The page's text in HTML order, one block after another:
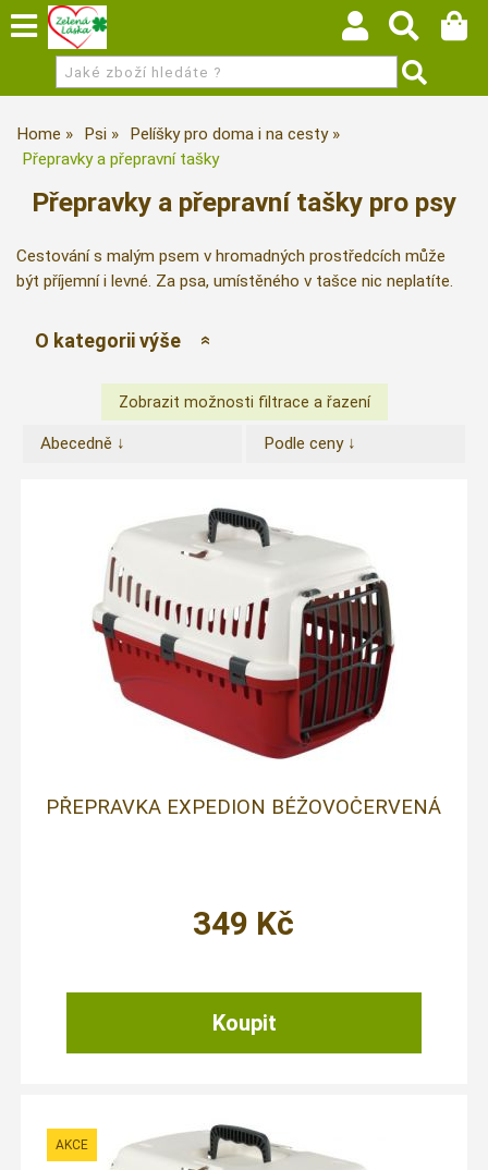
Home Psi
Pelíšky pro doma i na cesty
Přepravky a přepravní tašky
Přepravky a přepravní tašky pro psy
Cestování s malým psem v hromadných prostředcích může
být příjemní i levné. Za psa, umístěného v tašce nic neplatíte.
O kategorii výše
Abecedně ↓ Podle ceny ↓
PŘEPRAVKA EXPEDION BÉŽOVOČERVENÁ
349 Kč